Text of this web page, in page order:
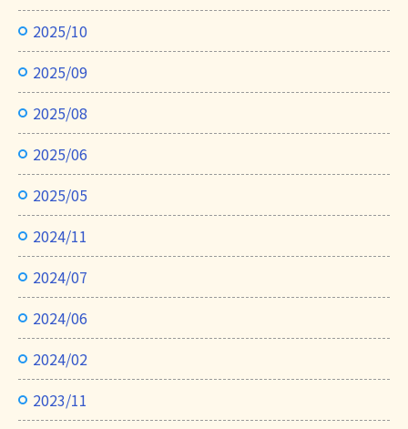
2025/10
2025/09
2025/08
2025/06
2025/05
2024/11
2024/07
2024/06
2024/02
2023/11